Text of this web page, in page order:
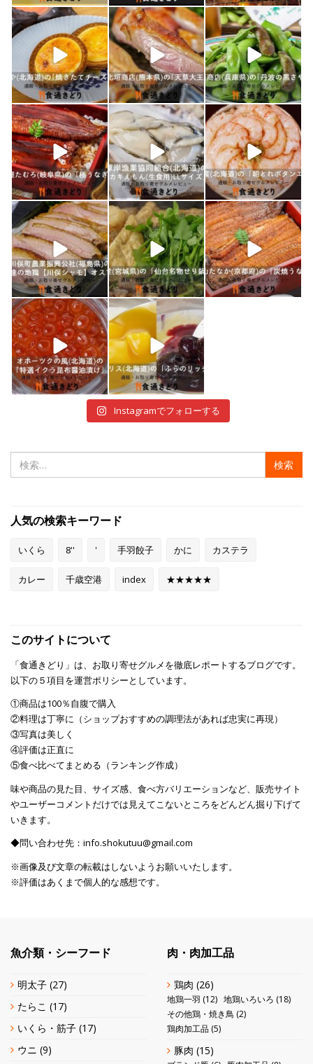
shokutuu_kidori
1月 17
shokutuu_kidori
1月 16
shokutuu_kidori
1月 15
shokutuu_kidori
1月 10
shokutuu_kidori
1月 9
shokutuu_kidori
1月 8
shokutuu_kidori
1月 7
shokutuu_kidori
1月 5
shokutuu_kidori
12月 30
shokutuu_kidori
12月 29
shokutuu_kidori
12月 28
Instagramでフォローする
索:
人気の検索キーワード
いくら 8'' ' 手羽餃子 かに カステラ
カレー 千歳空港 index ★★★★★
このサイトについて
「食通きどり」は、お取り寄せグルメを徹底レポートするブログです。
以下の５項目を運営ポリシーとしています。
①商品は100％自腹で購入
②料理は丁寧に（ショップおすすめの調理法があれば忠実に再現）
③写真は美しく
④評価は正直に
⑤食べ比べてまとめる（ランキング作成）
味や商品の見た目、サイズ感、食べ方バリエーションなど、販売サイト
やユーザーコメントだけでは見えてこないところをどんどん掘り下げて
いきます。
◆問い合わせ先：info.shokutuu@gmail.com
※画像及び文章の転載はしないようお願いいたします。
※評価はあくまで個人的な感想です。
魚介類・シーフード
明太子 (27)
たらこ (17)
いくら・筋子 (17)
ウニ (9)
肉・肉加工品
鶏肉 (26)
地鶏一羽 (12) 地鶏いろいろ (18)
その他鶏・焼き鳥 (2)
鶏肉加工品 (5)
豚肉 (15)